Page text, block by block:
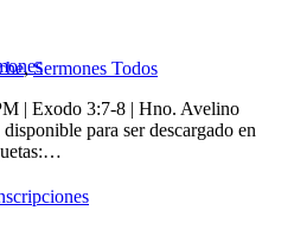
,Sermones Todos
| Exodo 3:7-8 | Hno. Avelino
para ser descargado en